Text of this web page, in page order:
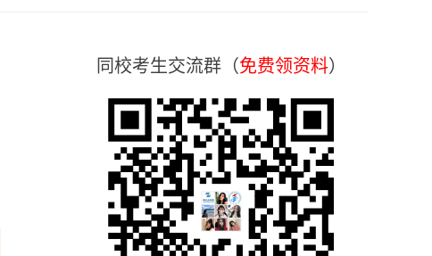
同校考生交流群（免费领资料）